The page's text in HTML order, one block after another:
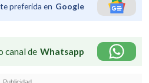
preferida en Google
canal de Whatsapp